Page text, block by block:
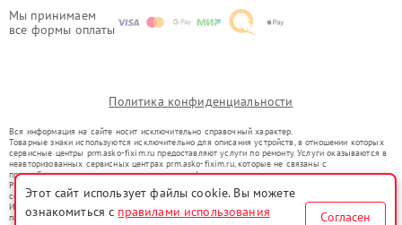
Мы принимаем
все формы оплаты
Политика конфиденциальности
Вся информация на сайте носит исключительно справочный характер.
Товарные знаки используются исключительно для описания устройств, в отношении которых
сервисные центры prm.asko-fixim.ru предоставляют услуги по ремонту. Услуги оказываются в
неавторизованных сервисных центрах prm.asko-fixim.ru, которые не связаны с
правообладателями товарных знаков или их официальными представителями.
Ремонт осуществляется для устройств, уже введенных в гражданский оборот в соответствии
со статьей 1487 ГК РФ.
Использование товарных знаков не преследует цели индивидуализации услуг или введения
потребителей в заблуждение, а служит для информирования о предоставляемых услугах по
Этот сайт использует файлы cookie. Вы можете
ознакомиться с правилами использования
Согласен